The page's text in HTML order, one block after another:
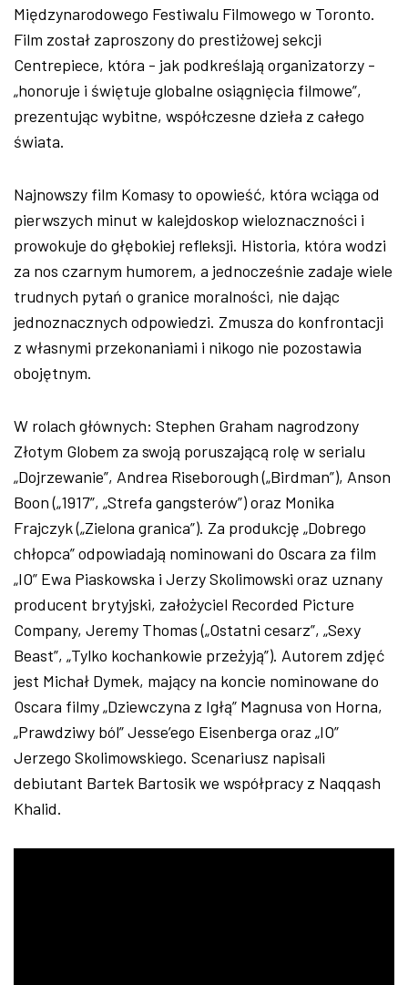
Międzynarodowego Festiwalu Filmowego w Toronto.
Film został zaproszony do prestiżowej sekcji
Centrepiece, która - jak podkreślają organizatorzy -
„honoruje i świętuje globalne osiągnięcia filmowe”,
prezentując wybitne, współczesne dzieła z całego
świata.
Najnowszy film Komasy to opowieść, która wciąga od
pierwszych minut w kalejdoskop wieloznaczności i
prowokuje do głębokiej refleksji. Historia, która wodzi
za nos czarnym humorem, a jednocześnie zadaje wiele
trudnych pytań o granice moralności, nie dając
jednoznacznych odpowiedzi. Zmusza do konfrontacji
z własnymi przekonaniami i nikogo nie pozostawia
obojętnym.
W rolach głównych: Stephen Graham nagrodzony
Złotym Globem za swoją poruszającą rolę w serialu
„Dojrzewanie”, Andrea Riseborough („Birdman”), Anson
Boon („1917”, „Strefa gangsterów”) oraz Monika
Frajczyk („Zielona granica”). Za produkcję „Dobrego
chłopca” odpowiadają nominowani do Oscara za film
„IO” Ewa Piaskowska i Jerzy Skolimowski oraz uznany
producent brytyjski, założyciel Recorded Picture
Company, Jeremy Thomas („Ostatni cesarz”, „Sexy
Beast”, „Tylko kochankowie przeżyją”). Autorem zdjęć
jest Michał Dymek, mający na koncie nominowane do
Oscara filmy „Dziewczyna z Igłą” Magnusa von Horna,
„Prawdziwy ból” Jesse’ego Eisenberga oraz „IO”
Jerzego Skolimowskiego. Scenariusz napisali
debiutant Bartek Bartosik we współpracy z Naqqash
Khalid.